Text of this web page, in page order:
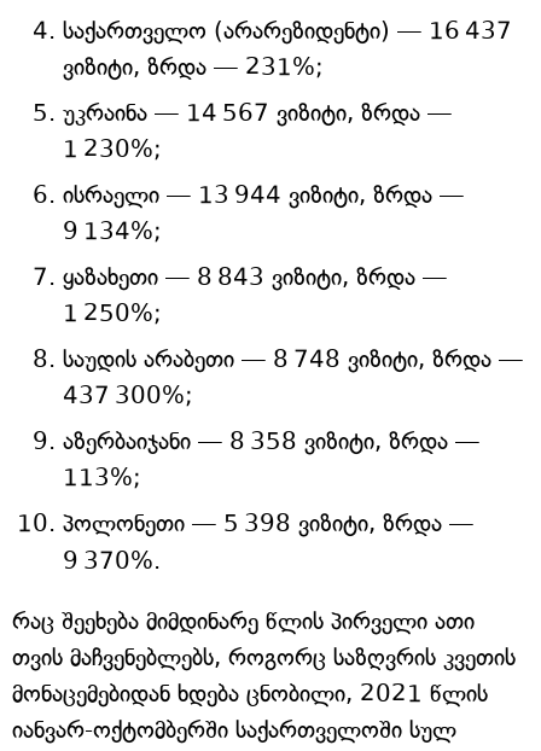
საქართველო (არარეზიდენტი) — 16 437
ვიზიტი, ზრდა — 231%;
უკრაინა — 14 567 ვიზიტი, ზრდა —
1 230%;
ისრაელი — 13 944 ვიზიტი, ზრდა —
9 134%;
ყაზახეთი — 8 843 ვიზიტი, ზრდა —
1 250%;
საუდის არაბეთი — 8 748 ვიზიტი, ზრდა —
437 300%;
აზერბაიჯანი — 8 358 ვიზიტი, ზრდა —
113%;
პოლონეთი — 5 398 ვიზიტი, ზრდა —
9 370%.
რაც შეეხება მიმდინარე წლის პირველი ათი
თვის მაჩვენებლებს, როგორც საზღვრის კვეთის
მონაცემებიდან ხდება ცნობილი, 2021 წლის
იანვარ-ოქტომბერში საქართველოში სულ